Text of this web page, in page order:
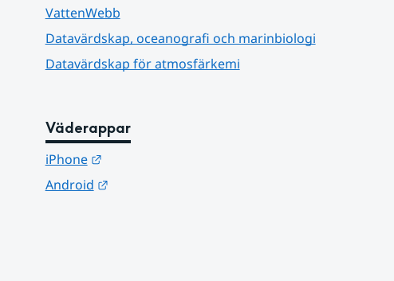
VattenWebb
Datavärdskap, oceanografi och marinbiologi
Datavärdskap för atmosfärkemi
Väderappar
iPhone
Länk till annan webbplats.
Android
Länk till annan webbplats.